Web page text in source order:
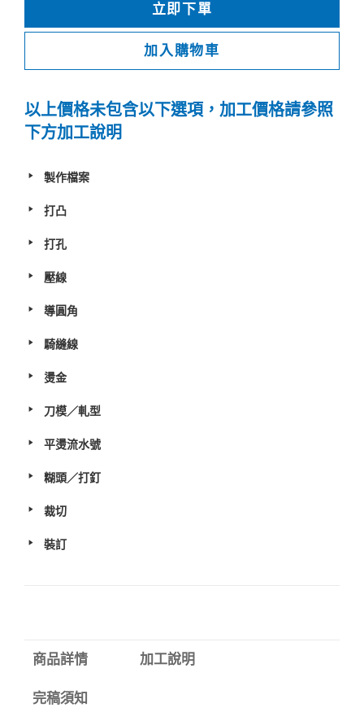
立即下單
加入購物車
以上價格未包含以下選項，加工價格請參照
下方加工說明
製作檔案
打凸
打孔
壓線
導圓角
騎縫線
燙金
刀模／軋型
平燙流水號
糊頭／打釘
裁切
裝訂
商品詳情 加工說明
完稿須知